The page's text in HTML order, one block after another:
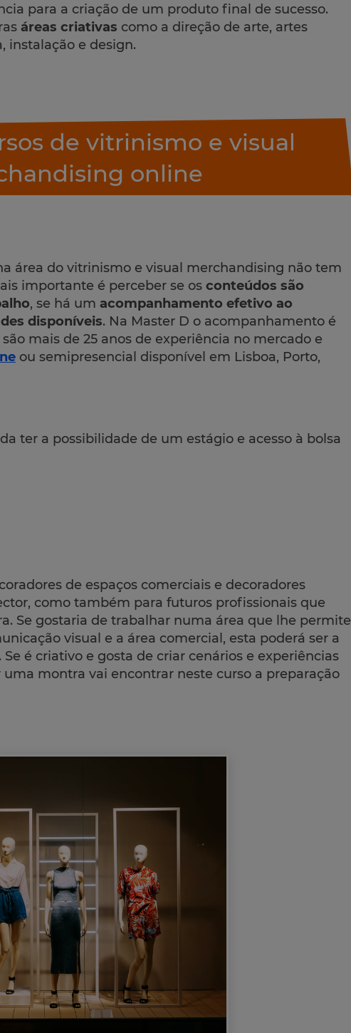
para a criação de um produto final de sucesso.
áreas criativas como a direção de arte, artes
instalação e design.
de vitrinismo e visual
online
área do vitrinismo e visual merchandising não tem
importante é perceber se os conteúdos são
, se há um acompanhamento efetivo ao
disponíveis. Na Master D o acompanhamento é
mais de 25 anos de experiência no mercado e
ou semipresencial disponível em Lisboa, Porto,
ter a possibilidade de um estágio e acesso à bolsa
de espaços comerciais e decoradores
como também para futuros profissionais que
Se gostaria de trabalhar numa área que lhe permite
visual e a área comercial, esta poderá ser a
. Se é criativo e gosta de criar cenários e experiências
montra vai encontrar neste curso a preparação